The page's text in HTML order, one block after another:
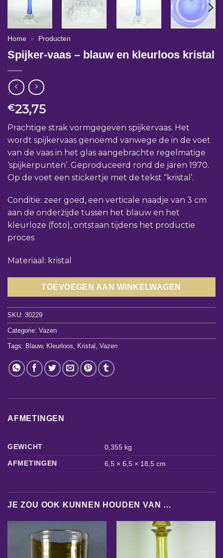
Home » Producten
Spijker-vaas – blauw en kleurloos kristal
€23,75
Prachtige strak vormgegeven spijkervaas. Het
wordt spijkervaas genoemd vanwege de in de voet
van de vaas in het glas aangebrachte regelmatige
‘spijkerpunten’. Geproduceerd rond de jaren 1970.
Op de voet een stickertje met de tekst “kristal’.
Conditie: zeer goed, een verticale naadje van 3 cm
aan de onderzijde tussen het blauw en het
kleurloze (foto), ontstaan tijdens het productie
proces
Materiaal: kristal
TOEVOEGEN AAN WINKELWAGEN
SKU: 30229
Categorie: Vazen
Tags: Blauw, Kleurloos Kristal Vazen
AFMETINGEN
GEWICHT
0,355 kg
AFMETINGEN
6,5 × 6,5 × 18,5 cm
JE ZOU OOK KUNNEN HOUDEN VAN …